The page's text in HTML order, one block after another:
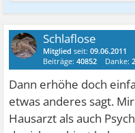
Schlaflose
Mitglied seit:09.06.2011
Beiträge:40852 Danke:
Dann erhöhe doch
etwas anderes sagt.
Hausarzt als auch